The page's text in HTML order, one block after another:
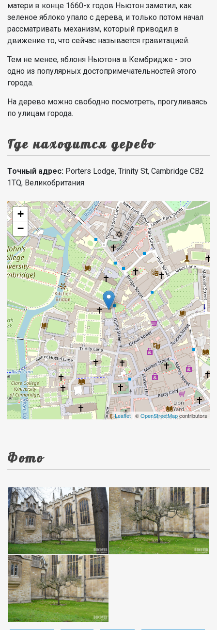
матери в конце 1660-х годов Ньютон заметил, как
зеленое яблоко упало с дерева, и только потом начал
рассматривать механизм, который приводил в
движение то, что сейчас называется гравитацией.
Тем не менее, яблоня Ньютона в Кембридже - это
одно из популярных достопримечательностей этого
города.
На дерево можно свободно посмотреть, прогуливаясь
по улицам города.
Где находится дерево
Точный адрес: Porters Lodge, Trinity St, Cambridge CB2
1TQ, Великобритания
+
−
Leaflet | ©OpenStreetMapcontributors
Фото